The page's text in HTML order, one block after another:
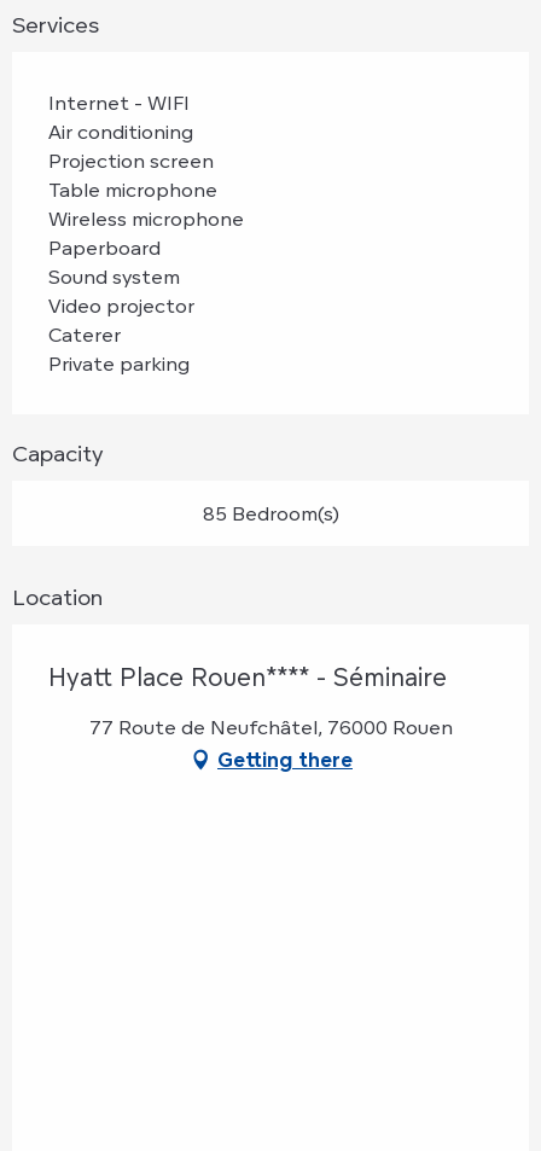
Services
Internet - WIFI
Air conditioning
Projection screen
Table microphone
Wireless microphone
Paperboard
Sound system
Video projector
Caterer
Private parking
Capacity
85 Bedroom(s)
Location
Hyatt Place Rouen**** - Séminaire
77 Route de Neufchâtel, 76000 Rouen
Getting there